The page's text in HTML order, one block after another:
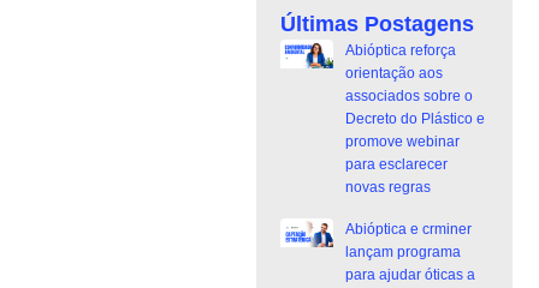
Últimas Postagens
Abióptica reforça
orientação aos
associados sobre o
Decreto do Plástico e
promove webinar
para esclarecer
novas regras
Abióptica e crminer
lançam programa
para ajudar óticas a